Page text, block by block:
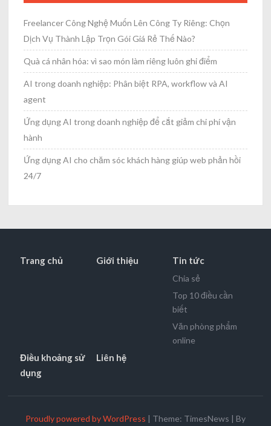
Freelancer Công Nghệ Muốn Lên Công Ty Riêng: Chọn
Dịch Vụ Thành Lập Trọn Gói Giá Rẻ Thế Nào?
Quà cá nhân hóa: vì sao món làm riêng luôn ghi điểm
AI trong doanh nghiệp: Phân biệt RPA, workflow và AI
agent
Ứng dụng AI trong doanh nghiệp để cắt giảm chi phí vận
hành
Ứng dụng AI cho chăm sóc khách hàng giúp web phản hồi
24/7
Trang chủ Giới thiệu Tin tức
Chia sẻ
Top 10 điều cần
biết
Văn phòng phẩm
online
Điều khoảng sử
dụng
Liên hệ
Proudly powered by WordPress | Theme: TimesNews | By